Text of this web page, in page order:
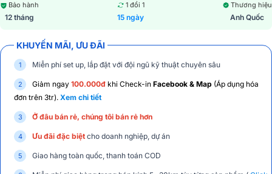
Bảo hành
12 tháng
1 đổi 1
15 ngày
Thương hiệu
Anh Quốc
KHUYẾN MÃI, ƯU ĐÃI
Miễn phí set up, lắp đặt với đội ngũ kỹ thuật chuyên sâu
Giảm ngay 100.000đ khi Check-in Facebook & Map (Áp dụng hóa
đơn trên 3tr). Xem chi tiết
Ở đâu bán rẻ, chúng tôi bán rẻ hơn
Ưu đãi đặc biệt cho doanh nghiệp, dự án
Giao hàng toàn quốc, thanh toán COD